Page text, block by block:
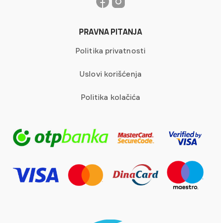
PRAVNA PITANJA
Politika privatnosti
Uslovi korišćenja
Politika kolačića